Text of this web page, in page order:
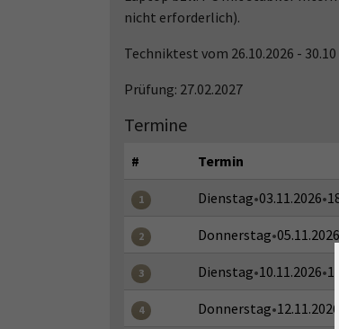
nicht erforderlich).
Techniktest vom 26.10.2026 - 30.10
Prüfung: 27.02.2027
Termine
# Termin
1 Dienstag•03.11.2026•
2 Donnerstag•05.11.2026
3 Dienstag•10.11.2026•
4 Donnerstag•12.11.2026